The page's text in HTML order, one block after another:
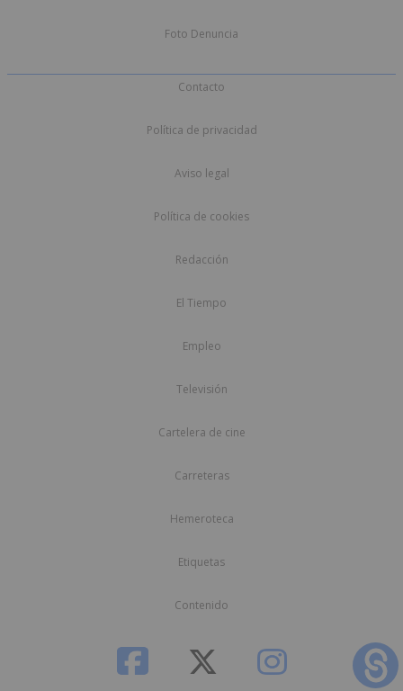
Foto Denuncia
Contacto
Política de privacidad
Aviso legal
Política de cookies
Redacción
El Tiempo
Empleo
Televisión
Cartelera de cine
Carreteras
Hemeroteca
Etiquetas
Contenido